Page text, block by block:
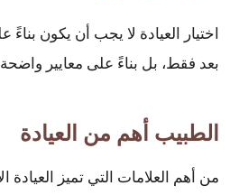
اختيار العيادة لا يجب أن يكون
بعد فقط، بل بناءً على معايير
الطبيب أهم من العيادة
من أهم العلامات التي تميز العيادة